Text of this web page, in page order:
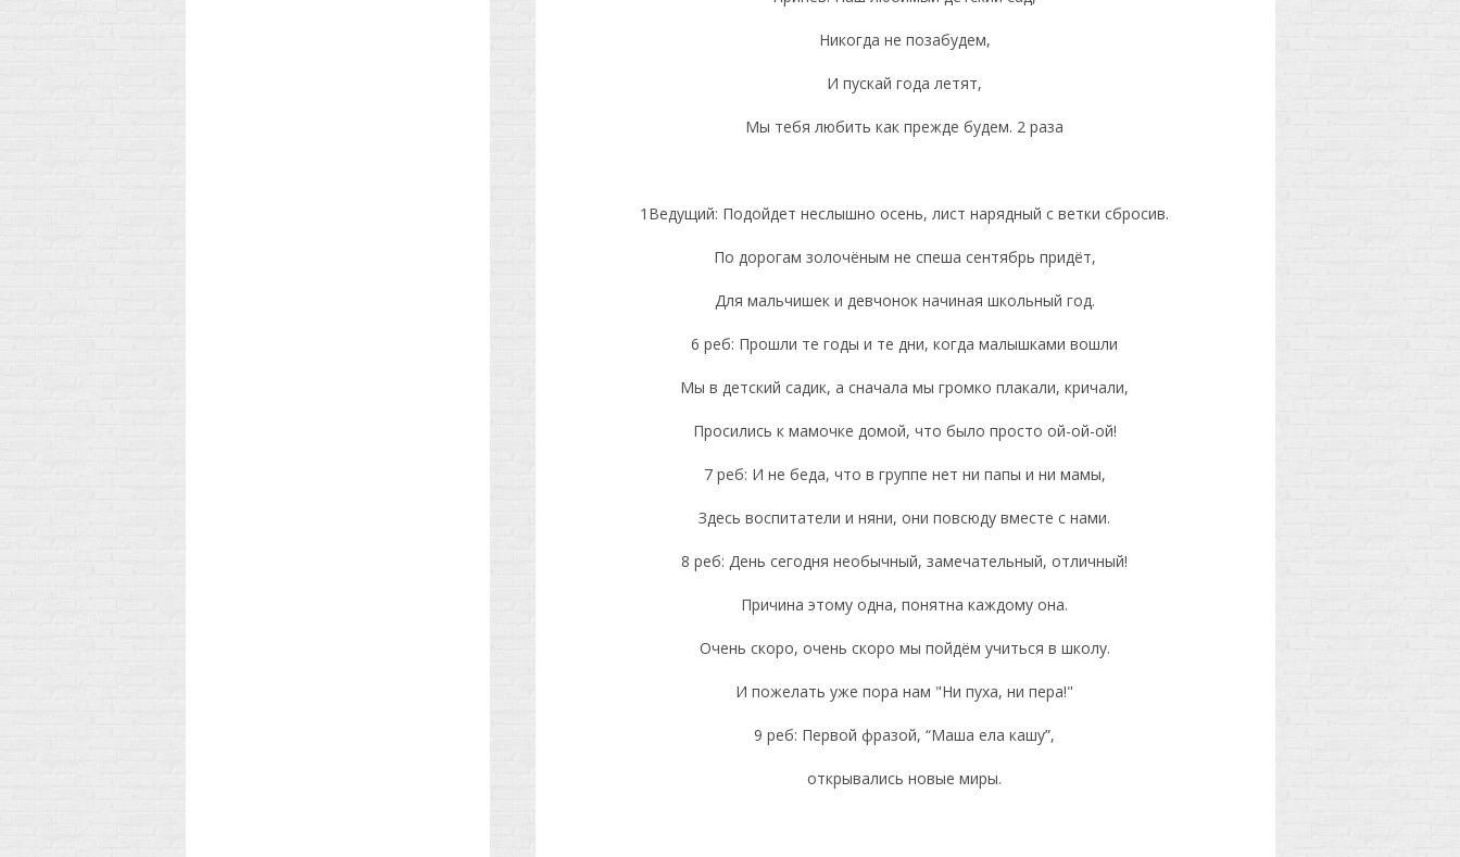
Никогда не позабудем,
И пускай года летят,
Мы тебя любить как прежде будем. 2 раза
1Ведущий: Подойдет неслышно осень, лист нарядный с ветки сбросив.
По дорогам золочёным не спеша сентябрь придёт,
Для мальчишек и девчонок начиная школьный год.
6 реб: Прошли те годы и те дни, когда малышками вошли
Мы в детский садик, а сначала мы громко плакали, кричали,
Просились к мамочке домой, что было просто ой-ой-ой!
7 реб: И не беда, что в группе нет ни папы и ни мамы,
Здесь воспитатели и няни, они повсюду вместе с нами.
8 реб: День сегодня необычный, замечательный, отличный!
Причина этому одна, понятна каждому она.
Очень скоро, очень скоро мы пойдём учиться в школу.
И пожелать уже пора нам "Ни пуха, ни пера!"
9 реб: Первой фразой, “Маша ела кашу”,
открывались новые миры.